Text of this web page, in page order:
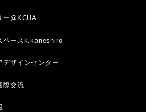
ー@KCUA
ペースk.kaneshiro
デザインセンター
際交流